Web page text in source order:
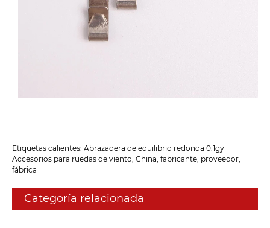
Etiquetas calientes: Abrazadera de equilibrio redonda 0.1gy
Accesorios para ruedas de viento, China, fabricante, proveedor,
fábrica
Categoría relacionada